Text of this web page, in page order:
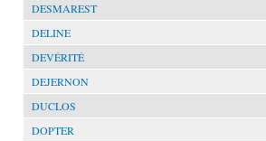
DESMAREST
DELINE
DEVÉRITÉ
DEJERNON
DUCLOS
DOPTER